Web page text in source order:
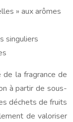
» aux arômes
singuliers
de la fragrance de
à partir de sous-
déchets de fruits
de valoriser